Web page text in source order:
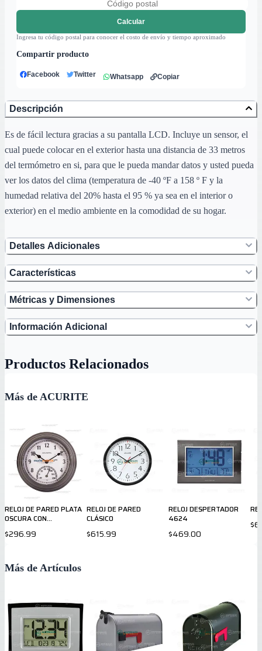
Calcular
Ingresa tu código postal para conocer el costo de envío y tiempo aproximado
Compartir producto
Facebook Twitter Whatsapp Copiar
Descripción
Es de fácil lectura gracias a su pantalla LCD. Incluye un sensor, el
cual puede colocar en el exterior hasta una distancia de 33 metros
del termómetro en si, para que le pueda mandar datos y usted pueda
ver los datos del clima (temperatura de -40 ºF a 158 º F y la
humedad relativa del 20% hasta el 95 % ya sea en el interior o
exterior) en el medio ambiente en la comodidad de su hogar.
Detalles Adicionales
Características
Métricas y Dimensiones
Información Adicional
Productos Relacionados
Más de ACURITE
RELOJ DE PARED PLATA
OSCURA CON
$296.99
RELOJ DE PARED
CLÁSICO
$615.99
RELOJ DESPERTADOR
4624
$469.00
Más de Artículos